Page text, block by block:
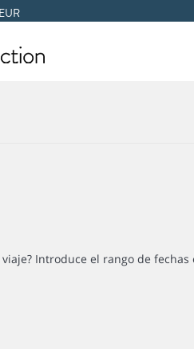
EUR
Introduce el rango de